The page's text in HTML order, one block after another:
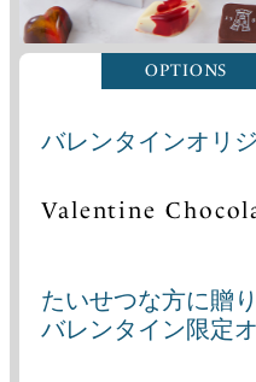
OPTIONS
バレンタインオリ
Valentine
たいせつな方に贈
バレンタイン限定